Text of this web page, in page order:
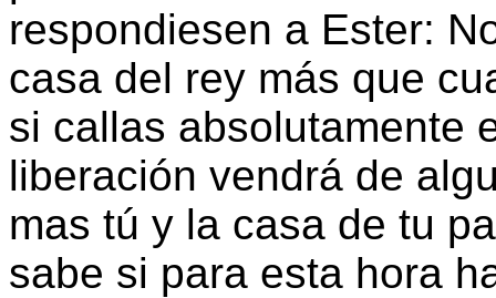
respondiesen a Ester:
casa del rey más que
si callas absolutamente
liberación vendrá de
mas tú y la casa de tu
sabe si para esta hora